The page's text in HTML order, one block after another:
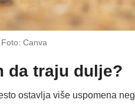
Foto: Canva
da traju dulje?
ostavlja više uspomena